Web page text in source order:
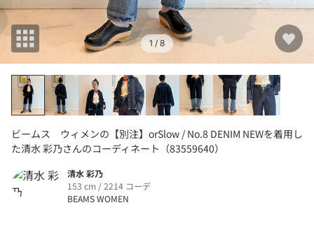
1 / 8
ビームス ウィメンの【別注】orSlow / No.8 DENIM NEWを着用し
た清水 彩乃さんのコーディネート（83559640）
清水 彩乃
153 cm / 2214 コーデ
BEAMS WOMEN